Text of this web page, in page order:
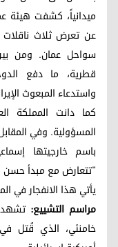
عن تعرض ثلاث
سواحل عمان. ومن
قطرية، ما دفع
واستدعاء المبعوث
كما دانت المملكة
المسؤولية. وفي
باسم خارجيتها
"تتعارض مع مبدأ حسن
يأتي هذا الانفجار
مراسم التشييع: تشهد